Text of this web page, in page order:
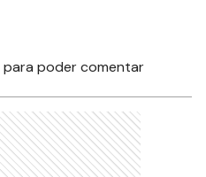
para poder comentar